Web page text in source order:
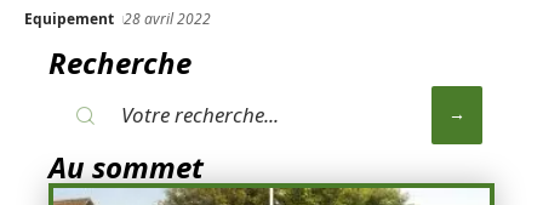
Equipement 28 avril 2022
Recherche
Au sommet